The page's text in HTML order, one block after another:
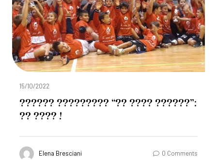
15/10/2022
?????? ????????? “?? ???? ??????”:
?? ???? !
Elena Bresciani 0 Comments